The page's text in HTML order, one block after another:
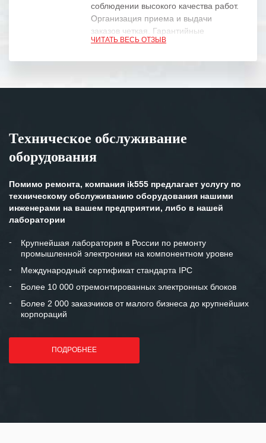
соблюдении высокого качества работ.
Организация приема и выдачи
заказов четкая. Гарантийные
обязательства выполняются в
Особенно хочется отметить высокую
клиентоориентированность
готовность помочь в самых сложных
Мы высоко ценим сложившиеся
и доверительные партнерские
отношения и искренне желаем
«Инженерной компании «555» долгих
лет успеха и процветания.
ЧИТАТЬ ВЕСЬ ОТЗЫВ
Техническое обслуживание
оборудования
Помимо ремонта, компания ik555 предлагает услугу по
техническому обслуживанию оборудования нашими
инженерами на вашем предприятии, либо в нашей
лаборатории
Крупнейшая лаборатория в России по ремонту
промышленной электроники на компонентном уровне
Международный сертификат стандарта IPC
Более 10 000 отремонтированных электронных блоков
Более 2 000 заказчиков от малого бизнеса до крупнейших
корпораций
ПОДРОБНЕЕ